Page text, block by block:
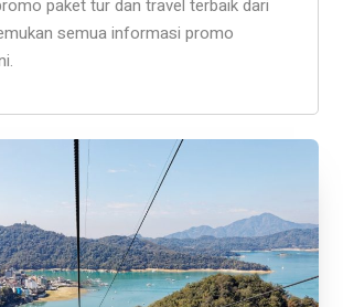
paket tur dan travel terbaik dari
semua informasi promo